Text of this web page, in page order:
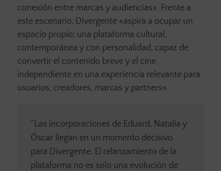
conexión entre marcas y audiencias». Frente a
este escenario, Divergente «aspira a ocupar un
espacio propio: una plataforma cultural,
contemporánea y con personalidad, capaz de
convertir el contenido breve y el cine
independiente en una experiencia relevante para
usuarios, creadores, marcas y partners».
“Las incorporaciones de Eduard, Natalia y
Óscar llegan en un momento decisivo
para Divergente. El relanzamiento de la
plataforma no es solo una evolución de